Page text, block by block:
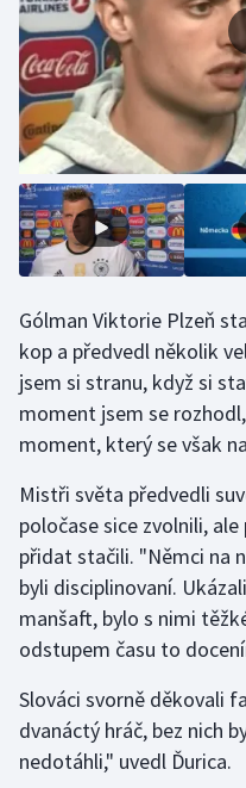
Parasport
Plavání
Plážový volejbal
Ragby
Rychlobruslení
Rychlostní kanoistika
Short track
Sportovní střelba
Stolní tenis
Triatlon
Veslování
Vodní slalom
Volejbal
Gólman Viktorie Plzeň
kop a předvedl několik
jsem si stranu, když si
moment jsem se
moment, který se však
Mistři světa předvedli
poločase sice zvolnili,
přidat stačili. "Němci na
byli disciplinovaní.
manšaft, bylo s nimi
odstupem času to
Slováci svorně děkovali
dvanáctý hráč, bez nich
nedotáhli," uvedl Ďurica.